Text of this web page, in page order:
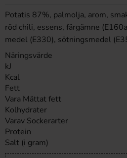
Potatis 87%, palmolja, arom,
röd chili, essens, färgämne
medel (E330), sötningsmedel
Näringsvärde
kJ
Kcal
Fett
Vara Mättat fett
Kolhydrater
Varav Sockerarter
Protein
Salt (i gram)